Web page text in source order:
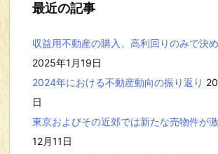
示
最近の記事
収益用不動産の購入、高利回りのみで決
2025年1月19日
2024年における不動産動向の振り返り
日
東京およびその近郊では新たな売物件が
12月11日